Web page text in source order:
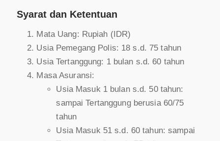
Syarat dan Ketentuan
Mata Uang: Rupiah (IDR)
Usia Pemegang Polis: 18 s.d. 75 tahun
Usia Tertanggung: 1 bulan s.d. 60 tahun
Masa Asuransi:
Usia Masuk 1 bulan s.d. 50 tahun:
sampai Tertanggung berusia 60/75
tahun
Usia Masuk 51 s.d. 60 tahun: sampai